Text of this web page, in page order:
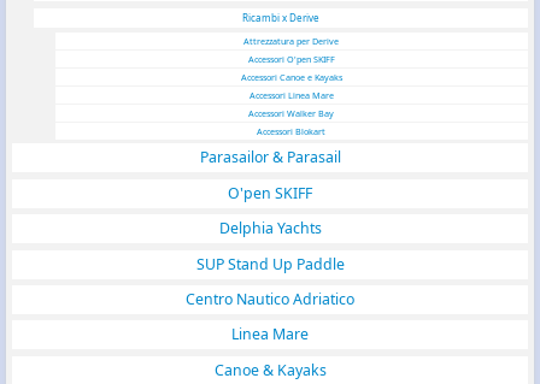
Ricambi x Derive
Attrezzatura per Derive
Accessori O'pen SKIFF
Accessori Canoe e Kayaks
Accessori Linea Mare
Accessori Walker Bay
Accessori Blokart
Parasailor & Parasail
O'pen SKIFF
Delphia Yachts
SUP Stand Up Paddle
Centro Nautico Adriatico
Linea Mare
Canoe & Kayaks